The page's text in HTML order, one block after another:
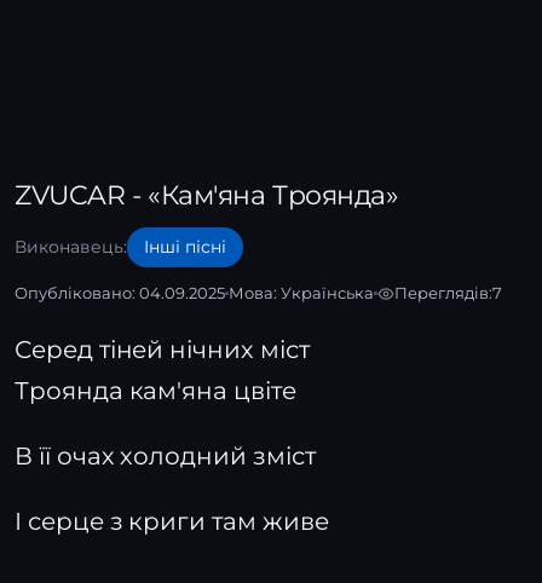
ZVUCAR - «Кам'яна Троянда»
Виконавець: Інші пісні
Опубліковано: 04.09.2025 Мова: Українська Переглядів:7
Серед тіней нічних міст
Троянда кам'яна цвіте
В її очах холодний зміст
І серце з криги там живе